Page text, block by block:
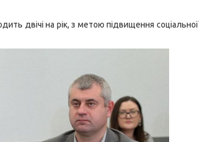
двічі на рік, з метою підвищення соціальної